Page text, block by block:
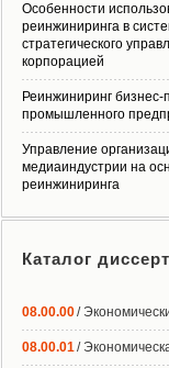
Особенности
реинжиниринга в
стратегического
корпорацией
Реинжиниринг бизнес-
промышленного
Управление
медиаиндустрии на
реинжиниринга
Каталог
08.00.00/
08.00.01/